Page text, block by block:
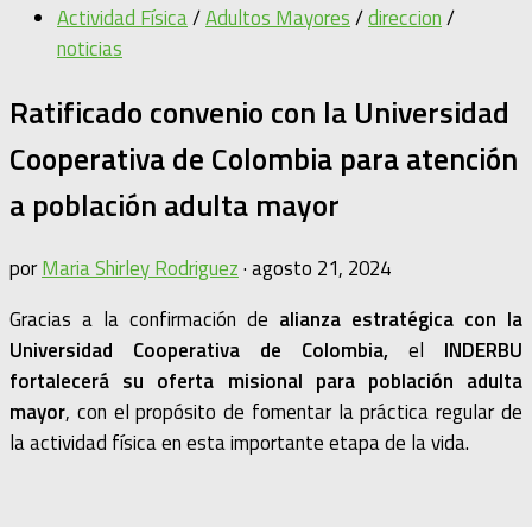
Actividad Física/Adultos Mayores/direccion/
noticias
Ratificado convenio con la Universidad
Cooperativa de Colombia para atención
a población adulta mayor
porMaria Shirley Rodriguez·agosto 21, 2024
Gracias a la confirmación de alianza estratégica con la
Universidad Cooperativa de Colombia, el INDERBU
fortalecerá su oferta misional para población adulta
mayor, con el propósito de fomentar la práctica regular de
la actividad física en esta importante etapa de la vida.